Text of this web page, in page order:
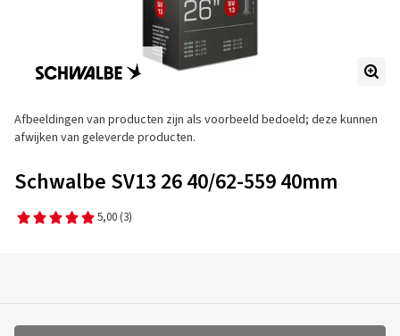
Afbeeldingen van producten zijn als voorbeeld bedoeld; deze kunnen
afwijken van geleverde producten.
Schwalbe SV13 26 40/62-559 40mm
5,00 (3)